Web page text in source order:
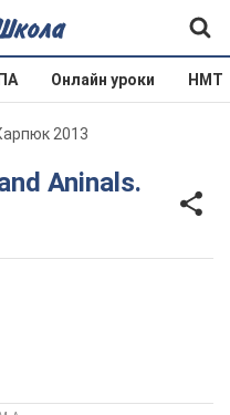
Онлайн уроки НМТ
2013